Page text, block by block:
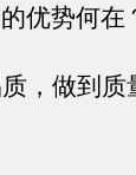
优势何在
，做到质